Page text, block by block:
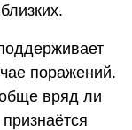
поражений.
вряд ли